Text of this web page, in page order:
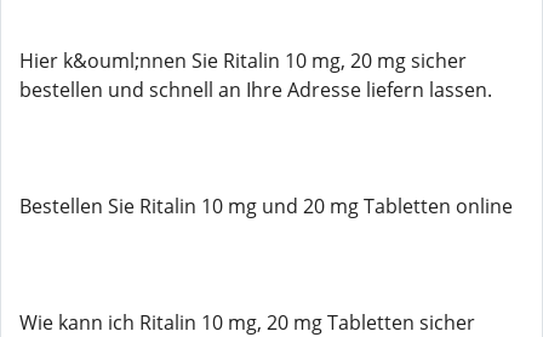
Hier k&ouml;nnen Sie Ritalin 10 mg, 20 mg sicher
bestellen und schnell an Ihre Adresse liefern lassen.
Bestellen Sie Ritalin 10 mg und 20 mg Tabletten online
Wie kann ich Ritalin 10 mg, 20 mg Tabletten sicher